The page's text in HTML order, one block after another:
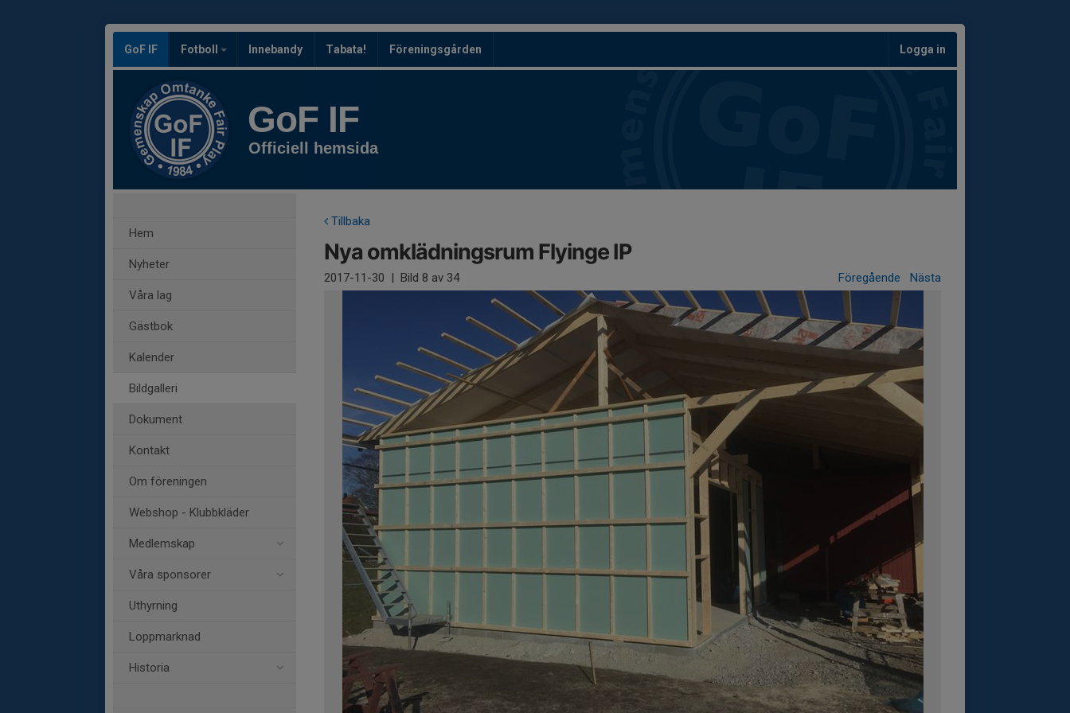
GoF IF Fotboll Innebandy Tabata! Föreningsgården Logga in
GoF IF
Officiell hemsida
Hem
Nyheter
Våra lag
Gästbok
Kalender
Bildgalleri
Dokument
Kontakt
Om föreningen
Webshop - Klubbkläder
Medlemskap
Våra sponsorer
Uthyrning
Loppmarknad
Historia
Tillbaka
Nya omklädningsrum Flyinge IP
2017-11-30 | Bild 8 av 34 Föregående Nästa